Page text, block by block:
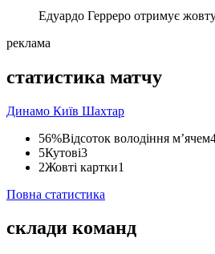
Едуардо Герреро отримує
реклама
статистика матчу
Динамо Київ Шахтар
56%Відсоток володіння м’ячем
5Кутові3
2Жовті картки1
Повна статистика
склади команд